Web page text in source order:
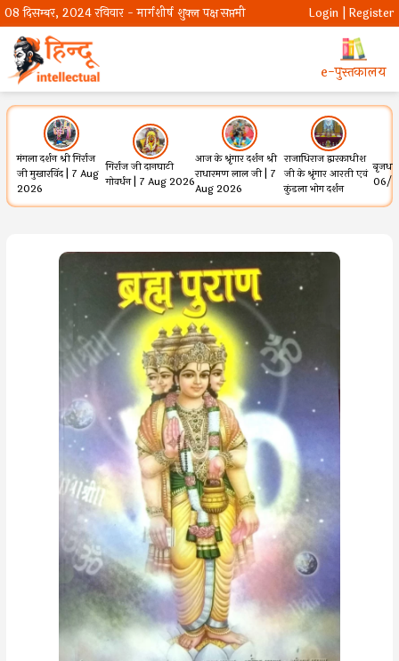
08 दिसम्बर, 2024 रविवार - मार्गशीर्ष शुक्ल पक्ष सप्तमी Login | Register
e-पुस्तकालय
मंगला दर्शन श्री गिर्राज
जी मुखारविंद | 7 Aug
2026
गिर्राज जी दानघाटी
गोवर्धन | 7 Aug 2026
आज के श्रृंगार दर्शन श्री
राधारमण लाल जी | 7
Aug 2026
राजाधिराज द्वारकाधीश
जी के श्रृंगार आरती एवं
कुंडला भोग दर्शन
06/